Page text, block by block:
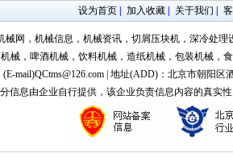
设为首页 加入收藏 关于我们
械网，机械信息，机械资讯，切屑压块机，深冷处
械，啤酒机械，饮料机械，造纸机械，包装机械，
mail)QCtms@126.com | 地址(ADD)：北京市朝阳
信息由企业自行提供，该企业负责信息内容的真实